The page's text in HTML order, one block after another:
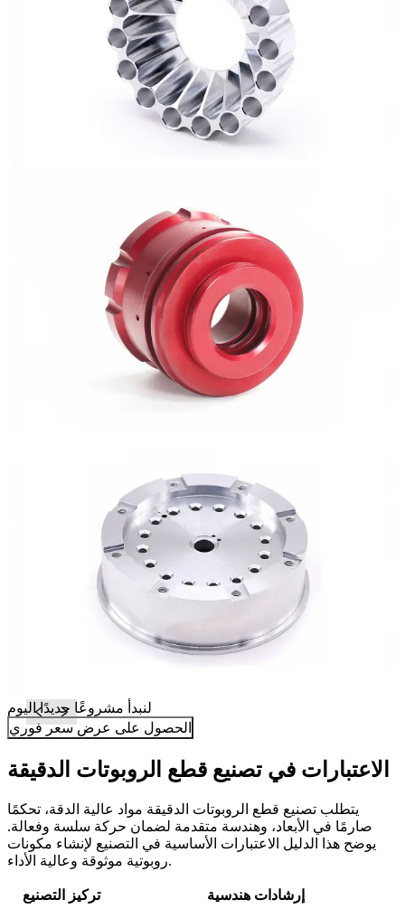
لنبدأ مشروعًا جديدًا اليوم
الحصول على عرض سعر فوري
الاعتبارات في تصنيع قطع الروبوتات الدقيقة
يتطلب تصنيع قطع الروبوتات الدقيقة مواد عالية الدقة، تحكمًا
صارمًا في الأبعاد، وهندسة متقدمة لضمان حركة سلسة وفعالة.
يوضح هذا الدليل الاعتبارات الأساسية في التصنيع لإنشاء مكونات
روبوتية موثوقة وعالية الأداء.
تركيز التصنيع إرشادات هندسية